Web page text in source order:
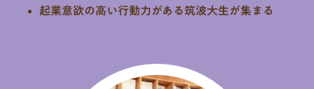
起業意欲の高い行動力がある筑波大生が集まる